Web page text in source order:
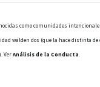
como comunidades
walden dos (que la hace distinta
VerAnálisis de la Conducta.